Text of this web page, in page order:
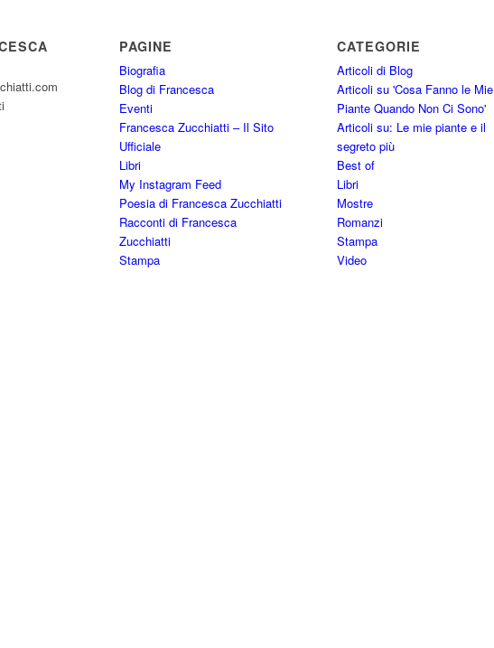
PAGINE
Biografia
Blog di Francesca
Eventi
Francesca Zucchiatti – Il Sito
Ufficiale
Libri
My Instagram Feed
Poesia di Francesca Zucchiatti
Racconti di Francesca
Zucchiatti
Stampa
CATEGORIE
Articoli di Blog
Articoli su 'Cosa Fanno le Mie
Piante Quando Non Ci Sono'
Articoli su: Le mie piante e il
segreto più
Best of
Libri
Mostre
Romanzi
Stampa
Video